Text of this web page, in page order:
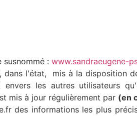
: www.sandraeugene-
dans l'état, mis à la disposition
les autres utilisateurs
mis à jour régulièrement par (en
des informations les plus